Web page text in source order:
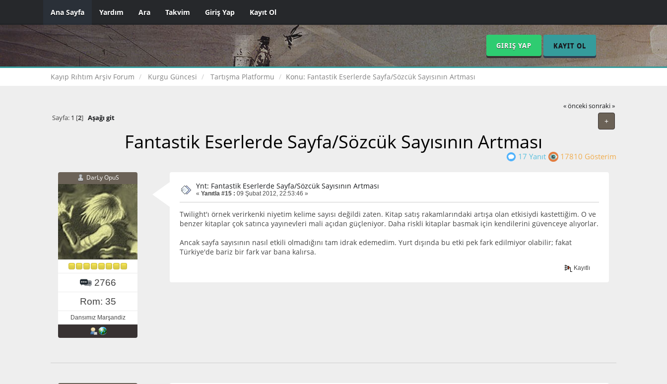
Ana Sayfa Yardım Ara Takvim Giriş Yap Kayıt Ol
GIRIŞ YAP KAYIT OL
Kayıp Rıhtım Arşiv Forum Kurgu Güncesi Tartışma Platformu Konu: Fantastik Eserlerde Sayfa/Sözcük Sayısının Artması
« önceki sonraki »
+
Sayfa: 1 [2] Aşağı git
Fantastik Eserlerde Sayfa/Sözcük Sayısının Artması
17 Yanıt 17810 Gösterim
DarLy OpuS
2766
Rom: 35
Dansımız Marşandiz
Ynt: Fantastik Eserlerde Sayfa/Sözcük Sayısının Artması
« Yanıtla #15 : 09 Şubat 2012, 22:53:46 »
Twilight'ı örnek verirkenki niyetim kelime sayısı değildi zaten. Kitap satış rakamlarındaki artışa olan etkisiydi kastettiğim. O ve
benzer kitaplar çok satınca yayınevleri mali açıdan güçleniyor. Daha riskli kitaplar basmak için kendilerini güvenceye alıyorlar.
Ancak sayfa sayısının nasıl etkili olmadığını tam idrak edemedim. Yurt dışında bu etki pek fark edilmiyor olabilir; fakat
Türkiye'de bariz bir fark var bana kalırsa.
Kayıtlı